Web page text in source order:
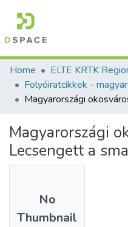
All of
Home
Magyarországi
Lecsengett a
No
Thumbnail